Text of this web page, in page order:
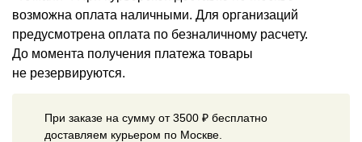
возможна оплата наличными. Для организаций
предусмотрена оплата по безналичному расчету.
До момента получения платежа товары
не резервируются.
При заказе на сумму от 3500 ₽ бесплатно
доставляем курьером по Москве.